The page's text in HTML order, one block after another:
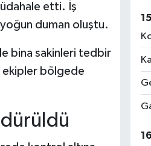
etti. İş
yoğun duman oluştu.
bina sakinleri tedbir
ekipler bölgede